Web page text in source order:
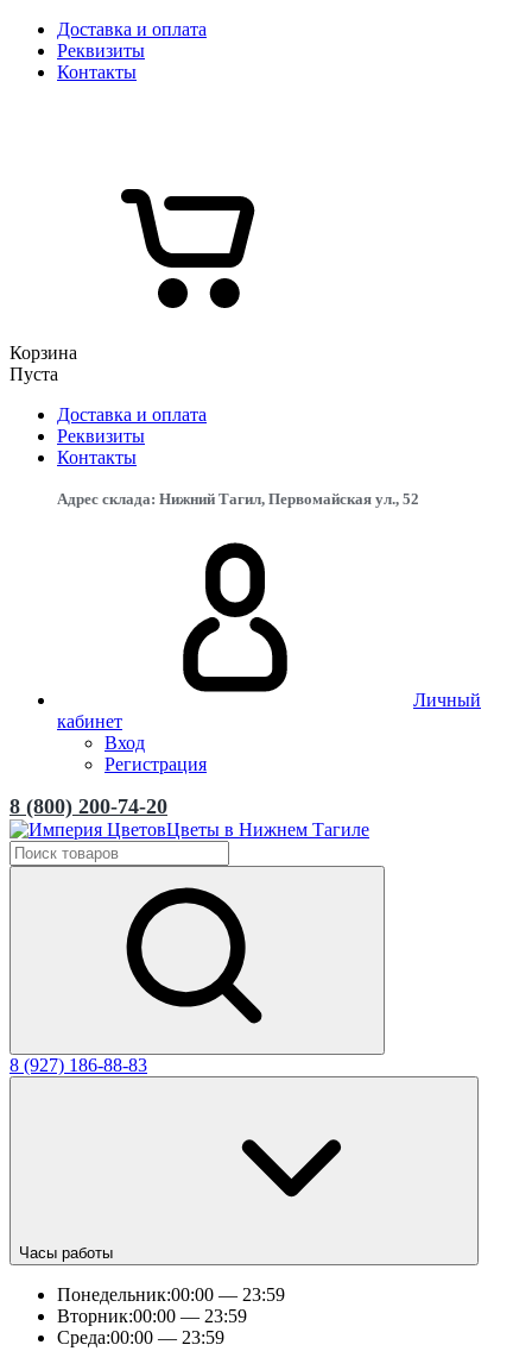
Доставка и оплата
Реквизиты
Контакты
Корзина
Пуста
Доставка и оплата
Реквизиты
Контакты
Адрес склада: Нижний Тагил, Первомайская ул., 52
Личный
кабинет
Вход
Регистрация
8 (800) 200-74-20
Цветы в Нижнем Тагиле
8 (927) 186-88-83
Часы работы
Понедельник:00:00 — 23:59
Вторник:00:00 — 23:59
Среда:00:00 — 23:59